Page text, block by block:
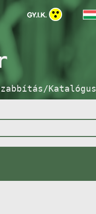
Katalógus